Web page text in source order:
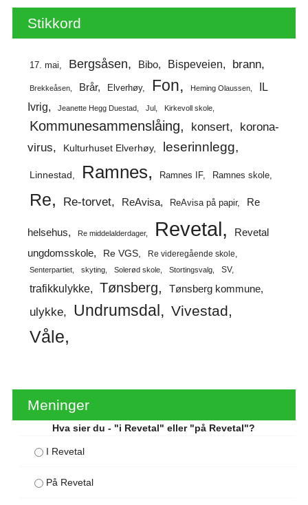
Stikkord
17. mai Bergsåsen Bibo Bispeveien brann
Brekkeåsen Brår Elverhøy Fon Heming Olaussen
IL
Ivrig
Jeanette Hegg Duestad Jul Kirkevoll skole
Kommunesammenslåing konsert
korona-
virus
Kulturhuset Elverhøy leserinnlegg
Linnestad Ramnes Ramnes IF Ramnes skole
Re Re-torvet ReAvisa ReAvisa på papir Re
helsehus Re middelalderdager Revetal
Revetal
ungdomsskole
Re VGS Re videregående skole
Senterpartiet skyting Solerød skole Stortingsvalg SV
trafikkulykke Tønsberg Tønsberg kommune
ulykke Undrumsdal Vivestad
Våle
Meninger
Hva sier du - "i Revetal" eller "på Revetal"?
I Revetal
På Revetal